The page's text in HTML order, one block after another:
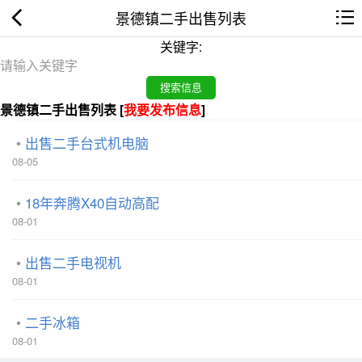
景德镇二手出售列表
关键字:
景德镇二手出售列表 [我要发布信息]
出售二手台式机电脑
08-05
18年奔腾X40自动高配
08-01
出售二手电视机
08-01
二手冰箱
08-01